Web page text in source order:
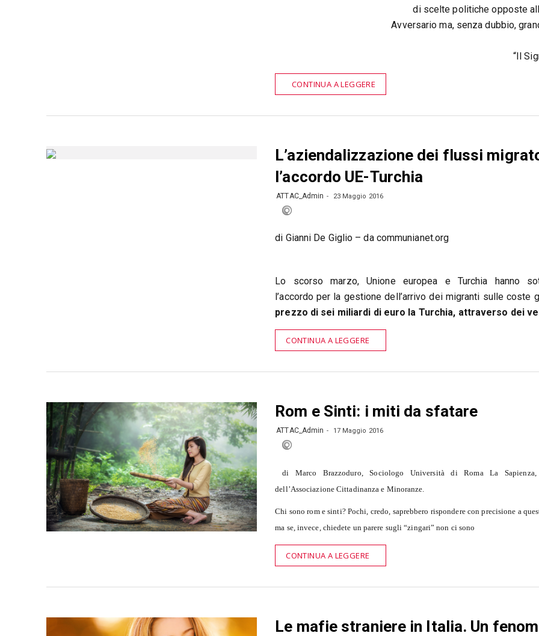
di scelte politiche opposte
Avversario ma, senza dubbio,
“Il
CONTINUA A LEGGERE
L’aziendalizzazione dei flussi
l’accordo UE-Turchia
ATTAC_Admin 23 Maggio 2016
di Gianni De Giglio – da communianet.org
Lo scorso marzo, Unione europea e Turchia hanno
l’accordo per la gestione dell’arrivo dei migranti sulle coste
prezzo di sei miliardi di euro la Turchia, attraverso dei
CONTINUA A LEGGERE
Rom e Sinti: i miti da sfatare
ATTAC_Admin 17 Maggio 2016
di Marco Brazzoduro, Sociologo Università di Roma La Sapienza,
dell’Associazione Cittadinanza e Minoranze.
Chi sono rom e sinti? Pochi, credo, saprebbero rispondere con precisione a
ma se, invece, chiedete un parere sugli “zingari” non ci sono
CONTINUA A LEGGERE
Le mafie straniere in Italia. Un